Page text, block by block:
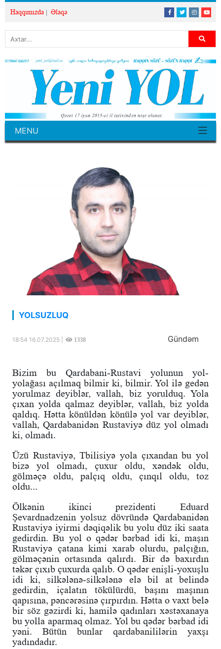
Haqqımızda Əlaqə
MENU
YOLSUZLUQ
18:54 16.07.2025 | 1338 Gündəm
Bizim bu Qardabani-Rustavi yolunun yol-
yolağası açılmaq bilmir ki, bilmir. Yol ilə gedən
yorulmaz deyiblər, vallah, biz yorulduq. Yola
çıxan yolda qalmaz deyiblər, vallah, biz yolda
qaldıq. Hətta könüldən könülə yol var deyiblər,
vallah, Qardabanidən Rustaviyə düz yol olmadı
ki, olmadı.
Üzü Rustaviyə, Tbilisiyə yola çıxandan bu yol
bizə yol olmadı, çuxur oldu, xəndək oldu,
gölməçə oldu, palçıq oldu, çınqıl oldu, toz
oldu...
Ölkənin ikinci prezidenti Eduard
Şevardnadzenin yolsuz dövründə Qardabanidən
Rustaviyə iyirmi dəqiqəlik bu yolu düz iki saata
gedirdin. Bu yol o qədər bərbad idi ki, maşın
Rustaviyə çatana kimi xarab olurdu, palçığın,
gölməçənin ortasında qalırdı. Bir də baxırdın
təkər çıxıb çuxurda qalıb. O qədər enişli-yoxuşlu
idi ki, silkələnə-silkələnə elə bil at belində
gedirdin, içalatın tökülürdü, başını maşının
qapısına, pəncərəsinə çırpırdın. Hətta o vaxt belə
bir söz gəzirdi ki, hamilə qadınları xəstəxanaya
bu yolla aparmaq olmaz. Yol bu qədər bərbad idi
yəni. Bütün bunlar qardabanililərin yaxşı
yadındadır.